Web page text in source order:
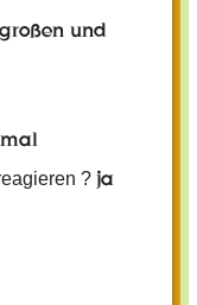
und
? ja